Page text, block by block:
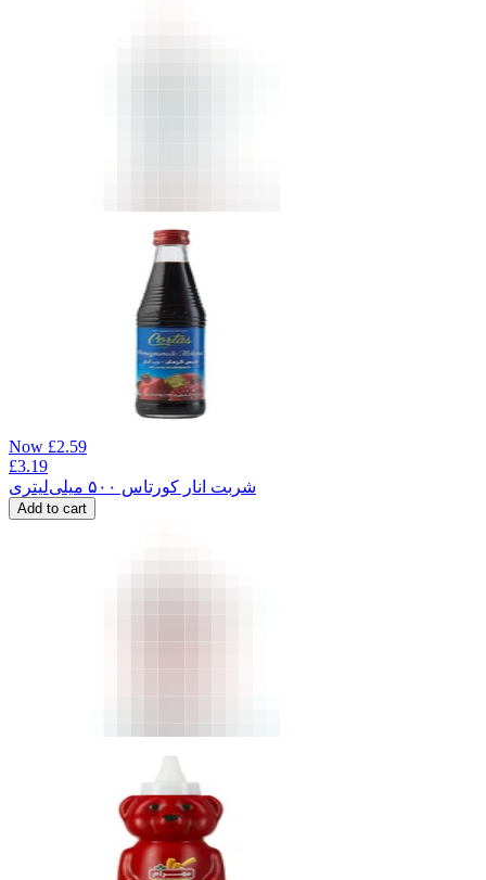
Now £2.59
£3.19
شربت انار کورتاس ۵۰۰ میلی‌لیتری
Add to cart